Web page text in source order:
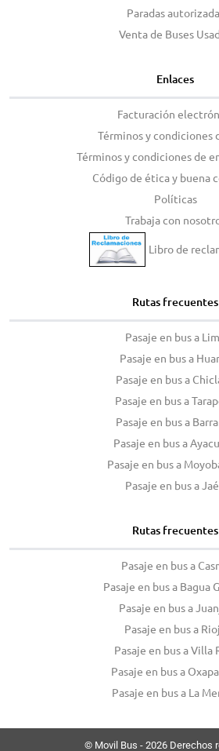
Paradas
Venta de Buses
Enlaces
Facturación
Términos y condiciones
Términos y condiciones de
Código de ética y buena
Políticas
Trabaja con
Libro de
Rutas frecuentes
Pasaje en bus a
Pasaje en bus a
Pasaje en bus a
Pasaje en bus a
Pasaje en bus a
Pasaje en bus a
Pasaje en bus a
Pasaje en bus a
Rutas frecuentes
Pasaje en bus a
Pasaje en bus a Bagua
Pasaje en bus a
Pasaje en bus a
Pasaje en bus a Villa
Pasaje en bus a
Pasaje en bus a La
© Movil Bus - 2026 Derechos